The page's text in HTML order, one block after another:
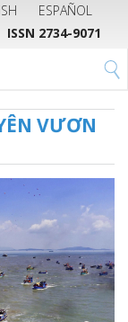
ESPAÑOL
ISSN 2734-9071
VƯƠN